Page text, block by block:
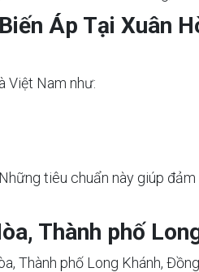
Áp Tại Xuân
Việt Nam như:
tiêu chuẩn này giúp
Thành phố
Thành phố Long Khánh,